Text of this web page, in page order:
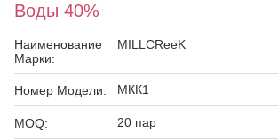
Воды 40%
Наименование
Марки:
MILLCReeK
Номер Модели: МКК1
MOQ: 20 пар